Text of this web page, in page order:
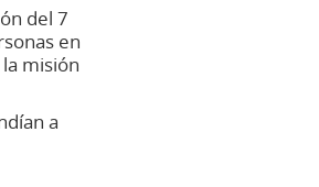
del 7
en
misión
a